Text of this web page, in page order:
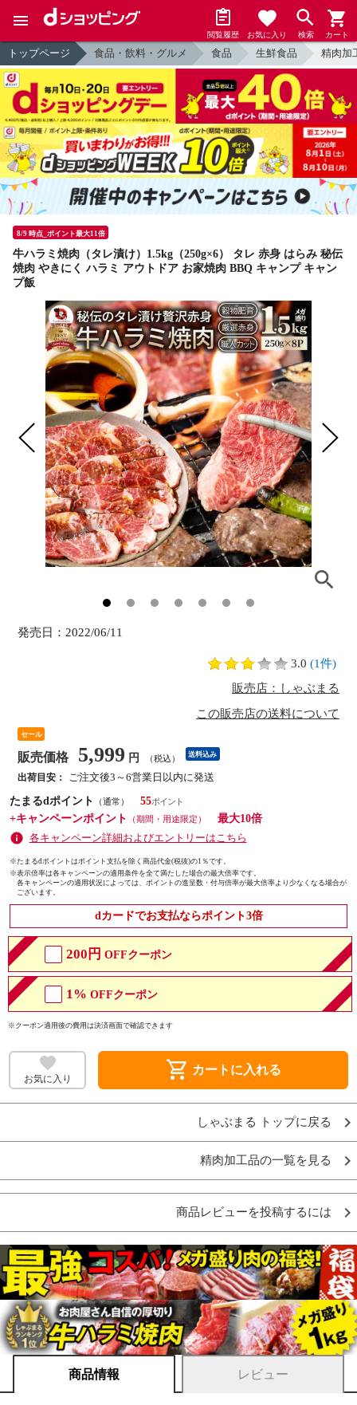
閲覧履歴 お気に入り 検索 カート
トップページ 食品・飲料・グルメ 食品 生鮮食品 精肉加
8/9 時点_ポイント最大11倍
牛ハラミ焼肉（タレ漬け）1.5kg（250g×6） タレ 赤身 はらみ 秘伝
焼肉 やきにく ハラミ アウトドア お家焼肉 BBQ キャンプ キャン
プ飯
発売日： 2022/06/11
3.0 (1件)
販売店：しゃぶまる
この販売店の送料について
セール
販売価格 5,999 円 （税込） 送料込み
出荷目安：
ご注文後3～6営業日以内に発送
たまるdポイント
（通常）
55
+キャンペーンポイント
（期間・用途限定）
最大10倍
各キャンペーン詳細およびエントリーはこちら
※たまるdポイントはポイント支払を除く商品代金(税抜)の1％です。
※表示倍率は各キャンペーンの適用条件を全て満たした場合の最大倍率です。
各キャンペーンの適用状況によっては、ポイントの進呈数・付与倍率が最大倍率より少なくなる場合が
ございます。
dカードでお支払ならポイント3倍
200円 OFFクーポン
1% OFFクーポン
※クーポン適用後の費用は決済画面で確認できます
お気に入り shopping_cart カートに入れる
しゃぶまる トップに戻る
精肉加工品の一覧を見る
商品レビューを投稿するには
商品情報 レビュー